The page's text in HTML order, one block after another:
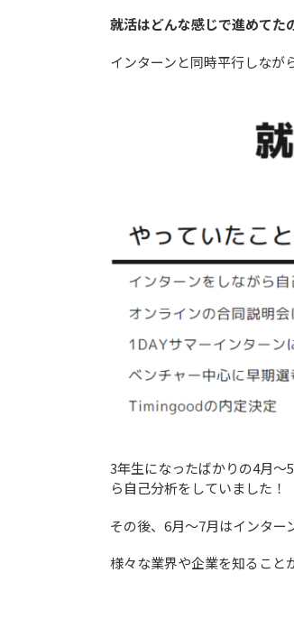
就活はどんな感じで進めてた
インターンと同時平行しなが
3年生になったばかりの4月
ら自己分析をしていました！
その後、6月〜7月はインター
様々な業界や企業を知ること